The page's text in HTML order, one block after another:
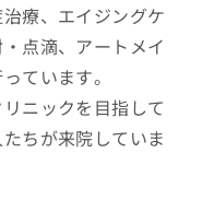
療、エイジングケ
点滴、アートメイ
ています。
ニックを目指して
ちが来院していま